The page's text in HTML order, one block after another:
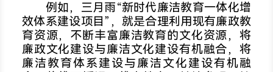
例如，三月雨“新时代廉洁教育一体化增
效体系建设项目”，就是合理利用现有廉政教
育资源，不断丰富廉洁教育的文化资源，将
廉政文化建设与廉洁文化建设有机融合，将
廉洁教育体系建设与廉洁文化建设有机融